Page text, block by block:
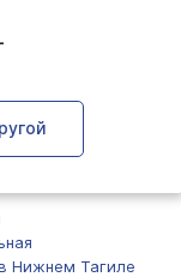
Нижнем Тагиле